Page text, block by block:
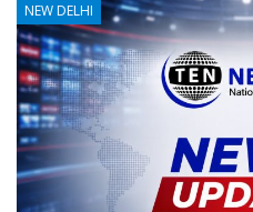
NEW DELHI